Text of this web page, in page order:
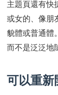
主題頁還有快
或女的、像朋
貌體或普通體
而不是泛泛地
可以重新